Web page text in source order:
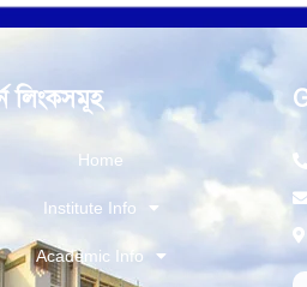
লিংকসমূহ
Home
Institute Info
Academic Info